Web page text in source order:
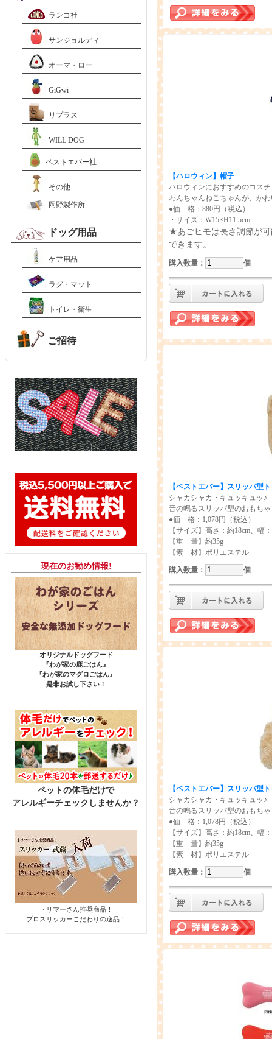
【ハロウィン】 帽子
ハロウィンにおすすめのコス
わんちゃんねこちゃんが、か
●価 格：880円（税込）
・ サイズ：W15×H11.5cm
★あごヒモは長さ調節が
できます。
購入数量 ： 個
【ベストエバー】 スリッパ型
シャカシャカ・キュッキュッ♪
音の鳴るスリッパ型のおもち
●価 格：1,078円（税込）
【サイズ】高さ：約18cm、幅
【重 量】約35g
【素 材】ポリエステル
購入数量 ： 個
【ベストエバー】 スリッパ型
シャカシャカ・キュッキュッ♪
音の鳴るスリッパ型のおもち
●価 格：1,078円（税込）
【サイズ】高さ：約18cm、幅
【重 量】約35g
【素 材】ポリエステル
購入数量 ： 個
ランコ社
サンジョルディ
オーマ・ロー
GiGwi
リプラス
WILL DOG
ベストエバー社
その他
岡野製作所
ドッグ用品
ケア用品
ラグ・マット
トイレ・衛生
ご招待
現在のお勧め情報!
オリジナルドッグフード
『わが家の鹿ごはん』
『わが家のマグロごはん』
是非お試し下さい！
ペットの体毛だけで
アレルギーチェックしませんか？
トリマーさん推奨商品！
プロスリッカーこだわりの逸品！